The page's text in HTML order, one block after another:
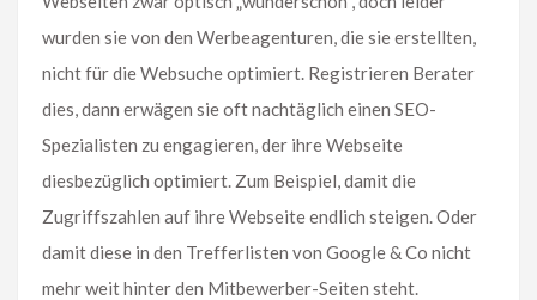
wurden sie von den Werbeagenturen, die sie erstellten,
nicht für die Websuche optimiert. Registrieren Berater
dies, dann erwägen sie oft nachtäglich einen SEO-
Spezialisten zu engagieren, der ihre Webseite
diesbezüglich optimiert. Zum Beispiel, damit die
Zugriffszahlen auf ihre Webseite endlich steigen. Oder
damit diese in den Trefferlisten von Google & Co nicht
mehr weit hinter den Mitbewerber-Seiten steht.